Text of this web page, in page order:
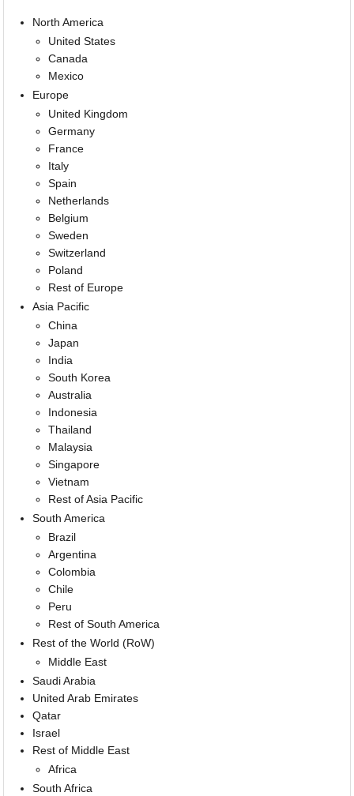
North America
United States
Canada
Mexico
Europe
United Kingdom
Germany
France
Italy
Spain
Netherlands
Belgium
Sweden
Switzerland
Poland
Rest of Europe
Asia Pacific
China
Japan
India
South Korea
Australia
Indonesia
Thailand
Malaysia
Singapore
Vietnam
Rest of Asia Pacific
South America
Brazil
Argentina
Colombia
Chile
Peru
Rest of South America
Rest of the World (RoW)
Middle East
Saudi Arabia
United Arab Emirates
Qatar
Israel
Rest of Middle East
Africa
South Africa